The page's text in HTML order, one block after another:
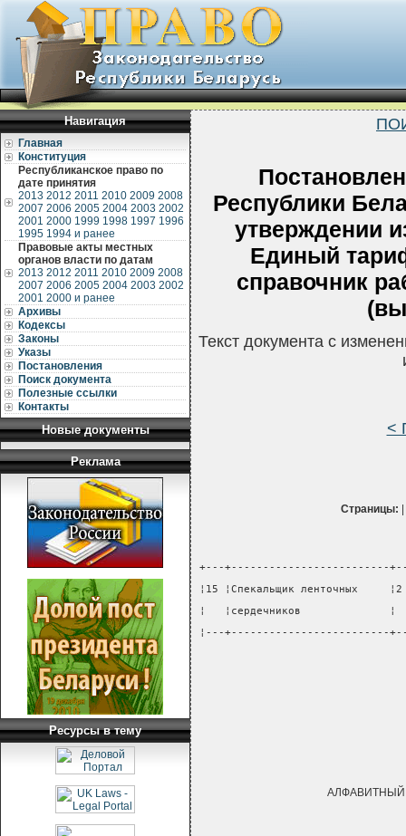
Навигация
Главная
Конституция
Республиканское право по
дате принятия
2013 2012 2011 2010 2009 2008
2007 2006 2005 2004 2003 2002
2001 2000 1999 1998 1997 1996
1995 1994 и ранее
Правовые акты местных
органов власти по датам
2013 2012 2011 2010 2009 2008
2007 2006 2005 2004 2003 2002
2001 2000 и ранее
Архивы
Кодексы
Законы
Указы
Постановления
Поиск документа
Полезные ссылки
Контакты
Новые документы
Реклама
Ресурсы в тему
Республики
утверждении
Единый
справочник
Текст документа с
<
Страницы:
+---+-------------------------
¦15 ¦Спекальщик ленточных
¦   ¦сердечников
¦---+-------------------------
АЛФАВИТНЫЙ